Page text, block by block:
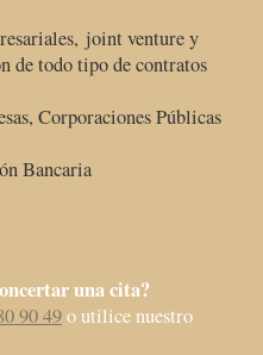
joint venture y
de todo tipo de contratos
Corporaciones Públicas
Bancaria
una cita?
90 49o utilice nuestro